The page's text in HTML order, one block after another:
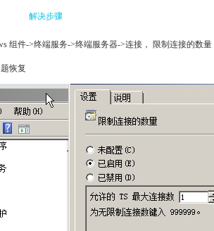
解决步骤
组件->终端服务->终端服务器->连接， 限制连接的数
恢复